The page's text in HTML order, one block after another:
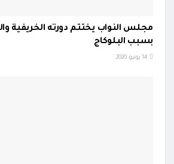
مجلس النواب يختتم دورته الخريفية
بسبب البلوكاج